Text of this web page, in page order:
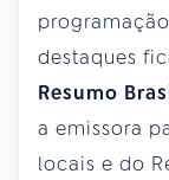
destaques
Resumo
a emissora
locais e do